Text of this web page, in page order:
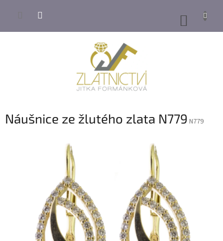
KOŠÍK
Náušnice ze žlutého zlata N779 N779